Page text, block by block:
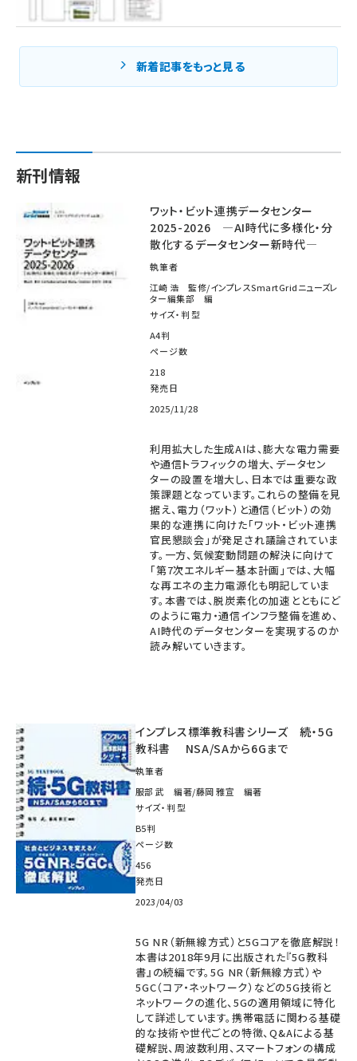
新着記事をもっと見る
新刊情報
ワット・ビット連携データセンター
2025-2026 ―AI時代に多様化・分
散化するデータセンター新時代―
執筆者
江崎 浩 監修/インプレスSmartGridニューズレ
ター編集部 編
サイズ・判型
A4判
ページ数
218
発売日
2025/11/28
利用拡大した生成AIは、膨大な電力需要
や通信トラフィックの増大、データセン
ターの設置を増大し、日本では重要な政
策課題となっています。これらの整備を見
据え、電力（ワット）と通信（ビット）の効
果的な連携に向けた「ワット・ビット連携
官民懇談会」が発足され議論されていま
す。一方、気候変動問題の解決に向けて
「第7次エネルギー基本計画」では、大幅
な再エネの主力電源化も明記していま
す。本書では、脱炭素化の加速とともにど
のように電力・通信インフラ整備を進め、
AI時代のデータセンターを実現するのか
読み解いていきます。
インプレス標準教科書シリーズ 続・5G
教科書 NSA/SAから6Gまで
執筆者
服部 武 編著/藤岡 雅宣 編著
サイズ・判型
B5判
ページ数
456
発売日
2023/04/03
5G NR（新無線方式）と5Gコアを徹底解説！
本書は2018年9月に出版された『5G教科
書』の続編です。5G NR（新無線方式）や
5GC（コア・ネットワーク）などの5G技術と
ネットワークの進化、5Gの適用領域に特化
して詳述しています。携帯電話に関わる基礎
的な技術や世代ごとの特徴、Q&Aによる基
礎解説、周波数利用、スマートフォンの構成